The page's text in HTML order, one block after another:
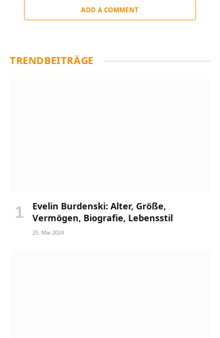
ADD A COMMENT
TRENDBEITRÄGE
Evelin Burdenski: Alter, Größe,
Vermögen, Biografie, Lebensstil
25. Mai 2024